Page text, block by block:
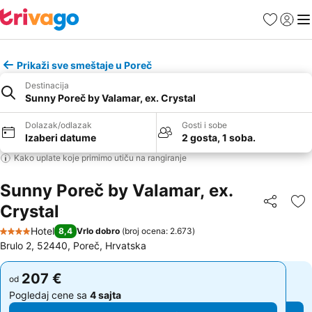
FavoritiPrijavi
Prikaži sve smeštaje u Poreč
Destinacija
Sunny Poreč by Valamar, ex. Crystal
Dolazak/odlazak
Izaberi datume
Gosti i sobe
2 gosta, 1 soba.
Kako uplate koje primimo utiču na rangiranje
Sunny Poreč by Valamar, ex.
Crystal
Deli
4 Zvezdice
Hotel 8,4 Vrlo dobro (broj ocena: 2.673)
Brulo 2, 52440, Poreč, Hrvatska
od 207 €
Pogledaj cene sa 4 sajta
od 207 €
Pogledaj cene sa 4 sajta